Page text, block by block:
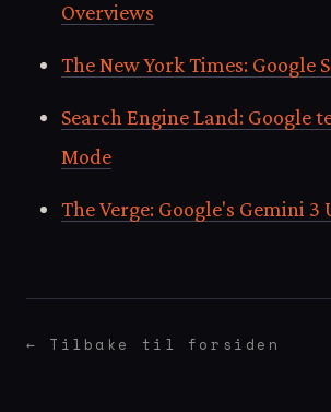
Overviews
The New York Times: Google
Search Engine Land: Google
Mode
The Verge: Google's Gemini 3
← Tilbake til forsiden